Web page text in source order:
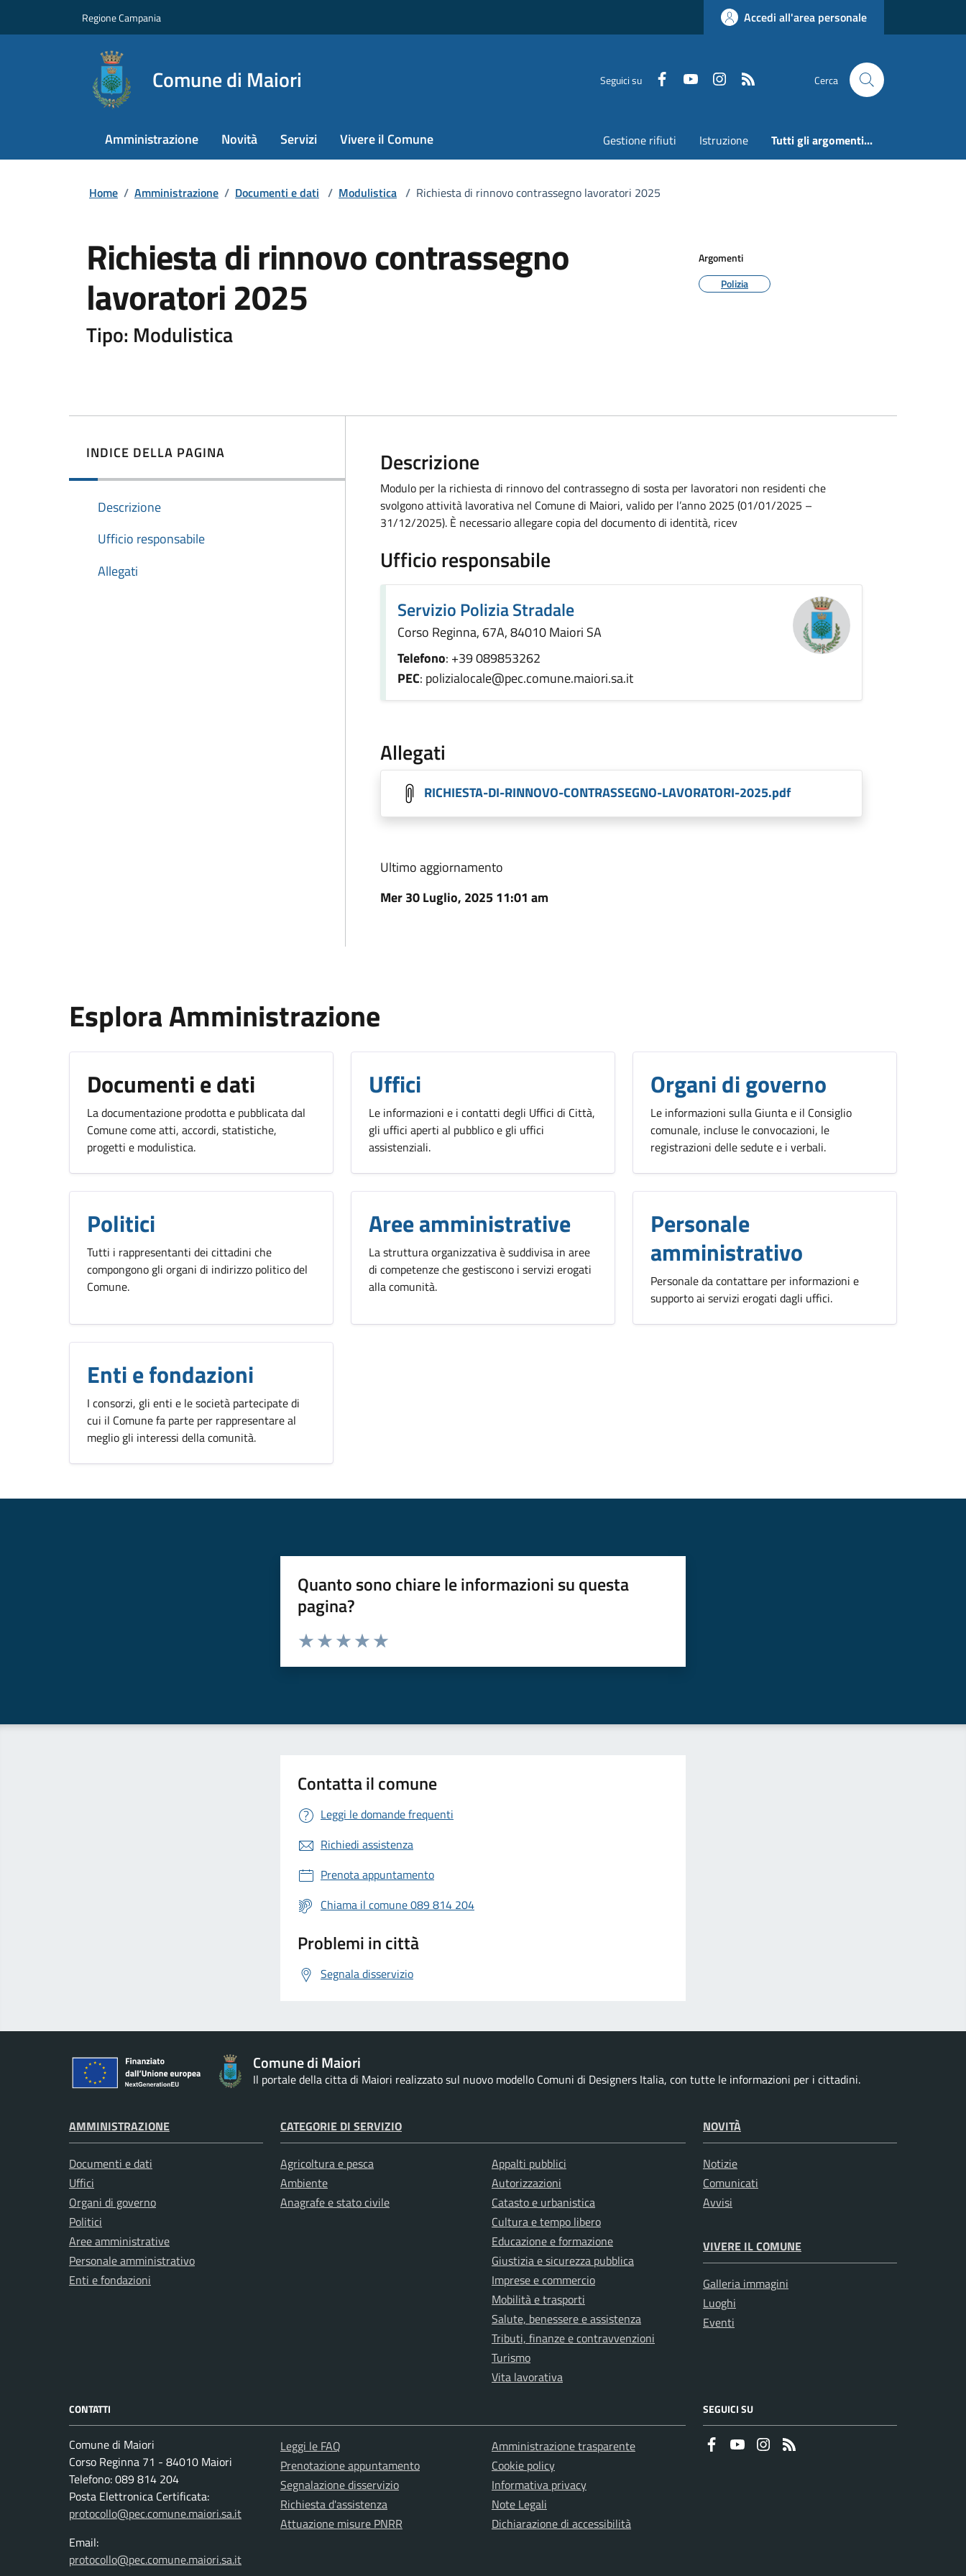
Regione Campania Accedi all'area personale
Comune di Maiori Seguici su FaceboookYoutubeInstagram Cerca
Amministrazione Novità Servizi Vivere il Comune Gestione rifiuti Istruzione Tutti gli argomenti...
Home / Amministrazione / Documenti e dati / Modulistica / Richiesta di rinnovo contrassegno lavoratori 2025
Richiesta di rinnovo contrassegno
lavoratori 2025
Tipo: Modulistica
Argomenti
Polizia
INDICE DELLA PAGINA
Descrizione
Ufficio responsabile
Allegati
Descrizione
Modulo per la richiesta di rinnovo del contrassegno di sosta per lavoratori non residenti che
svolgono attività lavorativa nel Comune di Maiori, valido per l’anno 2025 (01/01/2025 –
31/12/2025). È necessario allegare copia del documento di identità, ricev
Ufficio responsabile
Servizio Polizia Stradale
Corso Reginna, 67A, 84010 Maiori SA
Telefono: +39 089853262
PEC: polizialocale@pec.comune.maiori.sa.it
Allegati
RICHIESTA-DI-RINNOVO-CONTRASSEGNO-LAVORATORI-2025.pdf
Ultimo aggiornamento
Mer 30 Luglio, 2025 11:01 am
Esplora Amministrazione
Documenti e dati
La documentazione prodotta e pubblicata dal
Comune come atti, accordi, statistiche,
progetti e modulistica.
Uffici
Le informazioni e i contatti degli Uffici di Città,
gli uffici aperti al pubblico e gli uffici
assistenziali.
Organi di governo
Le informazioni sulla Giunta e il Consiglio
comunale, incluse le convocazioni, le
registrazioni delle sedute e i verbali.
Politici
Tutti i rappresentanti dei cittadini che
compongono gli organi di indirizzo politico del
Comune.
Aree amministrative
La struttura organizzativa è suddivisa in aree
di competenze che gestiscono i servizi erogati
alla comunità.
Personale
amministrativo
Personale da contattare per informazioni e
supporto ai servizi erogati dagli uffici.
Enti e fondazioni
I consorzi, gli enti e le società partecipate di
cui il Comune fa parte per rappresentare al
meglio gli interessi della comunità.
Quanto sono chiare le informazioni su questa
pagina?
Valuta da 1 a 5 stelle la pagina
Contatta il comune
Leggi le domande frequenti
Richiedi assistenza
Prenota appuntamento
Chiama il comune 089 814 204
Problemi in città
Segnala disservizio
Comune di Maiori
Il portale della citta di Maiori realizzato sul nuovo modello Comuni di Designers Italia, con tutte le informazioni per i cittadini.
AMMINISTRAZIONE
Documenti e dati
Uffici
Organi di governo
Politici
Aree amministrative
Personale amministrativo
Enti e fondazioni
CATEGORIE DI SERVIZIO
Agricoltura e pesca
Ambiente
Anagrafe e stato civile
Appalti pubblici
Autorizzazioni
Catasto e urbanistica
Cultura e tempo libero
Educazione e formazione
Giustizia e sicurezza pubblica
Imprese e commercio
Mobilità e trasporti
Salute, benessere e assistenza
Tributi, finanze e contravvenzioni
Turismo
Vita lavorativa
NOVITÀ
Notizie
Comunicati
Avvisi
VIVERE IL COMUNE
Galleria immagini
Luoghi
Eventi
CONTATTI
Comune di Maiori
Corso Reginna 71 - 84010 Maiori
Telefono: 089 814 204
Posta Elettronica Certificata:
protocollo@pec.comune.maiori.sa.it
Email:
protocollo@pec.comune.maiori.sa.it
Leggi le FAQ
Prenotazione appuntamento
Segnalazione disservizio
Richiesta d'assistenza
Attuazione misure PNRR
Amministrazione trasparente
Cookie policy
Informativa privacy
Note Legali
Dichiarazione di accessibilità
SEGUICI SU
FaceboookYoutubeInstagram